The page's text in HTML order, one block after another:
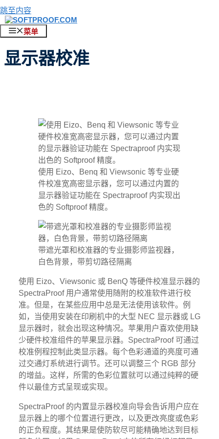
跳至内容
菜单
显示器校准
使用 Eizo、Benq 和 Viewsonic 等专业硬
件校准宽高密显示器，您可以通过内置的
显示器验证功能在 Spectraproof 内实现出
色的 Softproof 精度。
带遮光罩和校准器的专业摄影师监视器，
白色背景，带剪切路径隔离
使用 Eizo、Viewsonic 或 BenQ 等硬件校准显示器的
SpectraProof 用户通常使用随附的校准软件进行校
准。但是，在某些应用中总是无法使用该软件。例
如，当使用安装在印刷机中的大型 NEC 显示器或 LG
显示器时，就会出现这种情况。苹果用户喜欢使用缺
少硬件校准组件的苹果显示器。SpectraProof 可通过
校准例程控制此类显示器。每个色彩通道的亮度可通
过交通灯系统进行调节。还可以调整三个 RGB 部分
的增益。这样，所需的色彩位置就可以通过纯粹的硬
件以最佳方式呈现或实现。
SpectraProof 的内置显示器校准向导会告诉用户应在
显示器上的哪个位置进行更改，以及更改亮度或色彩
的正负程度。其结果是使防软尽可能精确地达到目标